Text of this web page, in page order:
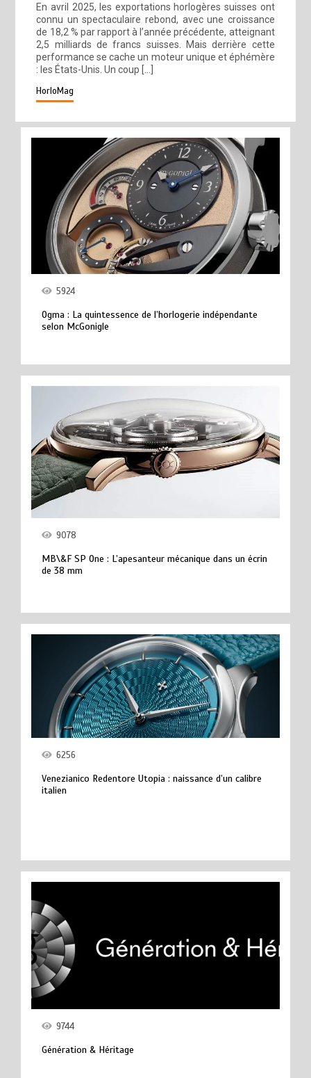
En avril 2025, les exportations horlogères suisses ont
connu un spectaculaire rebond, avec une croissance
de 18,2 % par rapport à l’année précédente, atteignant
2,5 milliards de francs suisses. Mais derrière cette
performance se cache un moteur unique et éphémère
: les États-Unis. Un coup […]
HorloMag
5924
Ogma : La quintessence de l’horlogerie indépendante
selon McGonigle
9078
MB\&F SP One : L’apesanteur mécanique dans un écrin
de 38 mm
6256
Venezianico Redentore Utopia : naissance d’un calibre
italien
9744
Génération & Héritage